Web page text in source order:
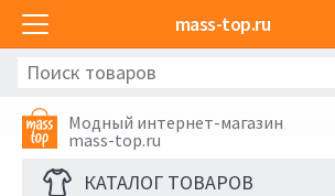
mass-top.ru
Модный интернет-магазин
mass-top.ru
КАТАЛОГ ТОВАРОВ